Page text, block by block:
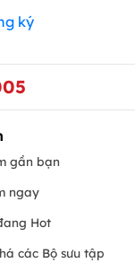
ký
gần bạn
ngay
Hot
các Bộ sưu tập